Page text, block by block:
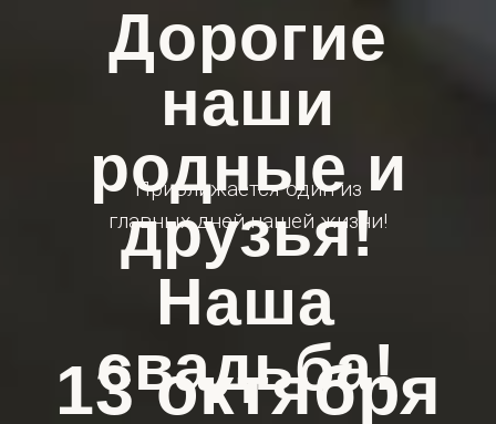
Приближается один из
главных дней нашей жизни!
Дорогие
наши
родные и
друзья!
Наша
свадьба!
13 октября